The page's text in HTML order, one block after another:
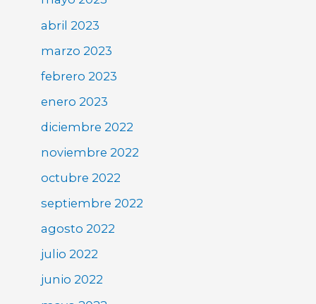
abril 2023
marzo 2023
febrero 2023
enero 2023
diciembre 2022
noviembre 2022
octubre 2022
septiembre 2022
agosto 2022
julio 2022
junio 2022